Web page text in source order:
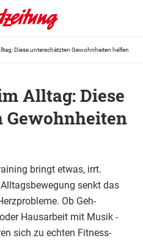
Diese unterschätzten Gewohnheiten helfen
Alltag: Diese
bringt etwas, irrt.
senkt das
Ob Geh-
Hausarbeit mit Musik -
sich zu echten Fitness-